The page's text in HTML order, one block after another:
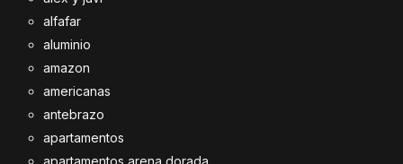
alfafar
aluminio
amazon
americanas
antebrazo
apartamentos
apartamentos arena dorada